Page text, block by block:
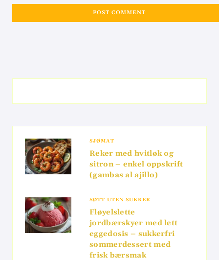
SJØMAT
Reker med hvitløk og
sitron – enkel oppskrift
(gambas al ajillo)
SØTT UTEN SUKKER
Fløyelslette
jordbærskyer med lett
eggedosis – sukkerfri
sommerdessert med
frisk bærsmak